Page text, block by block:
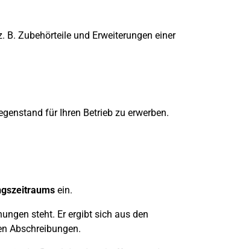
B. Zubehörteile und Erweiterungen einer
für Ihren Betrieb zu erwerben.
ein.
steht. Er ergibt sich aus den
Abschreibungen.